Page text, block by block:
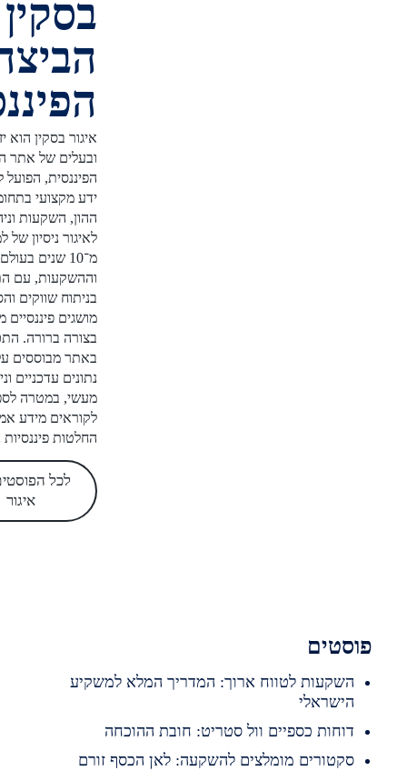
בסקין -
הביצה
הפיננסית
איגור בסקין הוא יזם פיננסי
ובעלים של אתר הביצה
הפיננסית, הפועל להנגשת
ידע מקצועי בתחומי שוק
ההון, השקעות וניהול כסף.
לאיגור ניסיון של למעלה
מ־10 שנים בעולם הפיננסים
וההשקעות, עם התמחות
בניתוח שווקים והסברת
מושגים פיננסיים מורכבים
בצורה ברורה. התכנים
באתר מבוססים על מחקר,
נתונים עדכניים וניסיון
מעשי, במטרה לספק
לקוראים מידע אמין לקבלת
החלטות פיננסיות נכונות.
לכל הפוסטים של
לטווח ארוך: המדריך המלא למשקיע
כספיים וול סטריט: חובת ההוכחה
מומלצים להשקעה: לאן הכסף זורם